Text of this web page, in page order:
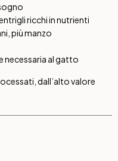
ricchi in nutrienti
più manzo
necessaria al gatto
dall’alto valore